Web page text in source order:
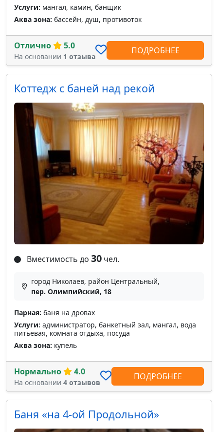
Услуги: мангал, камин, банщик
Аква зона: бассейн, душ, противоток
Отлично 5.0
На основании 1 отзыва
ПОДРОБНЕЕ
Коттедж с баней над рекой
Вместимость до 30 чел.
город Николаев, район Центральный,
пер. Олимпийский, 18
Парная: баня на дровах
Услуги: администратор, банкетный зал, мангал, вода
питьевая, комната отдыха, посуда
Аква зона: купель
Нормально 4.0
На основании 4 отзывов
ПОДРОБНЕЕ
Баня «на 4-ой Продольной»